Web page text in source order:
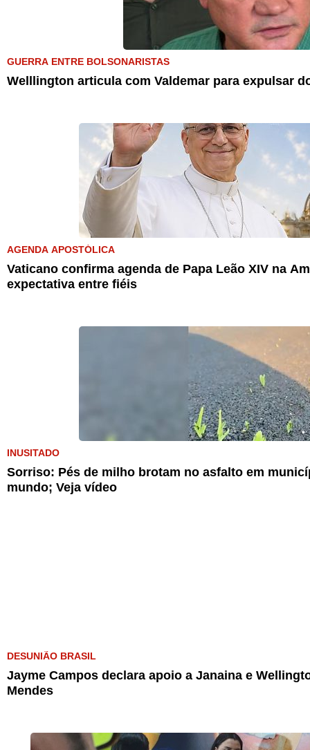
GUERRA ENTRE BOLSONARISTAS
Welllington articula com Valdemar para expulsar
AGENDA APOSTÓLICA
Vaticano confirma agenda de Papa Leão XIV na
expectativa entre fiéis
INUSITADO
Sorriso: Pés de milho brotam no asfalto em
mundo; Veja vídeo
DESUNIÃO BRASIL
Jayme Campos declara apoio a Janaina e
Mendes